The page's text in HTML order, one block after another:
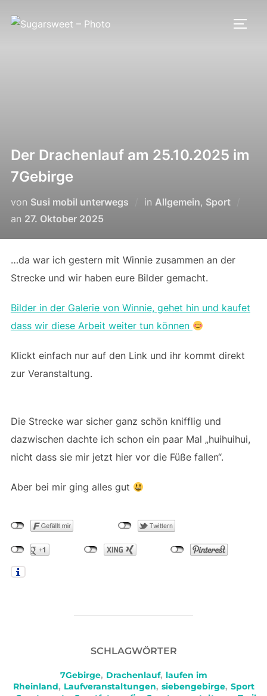
Inhalt
Der Drachenlauf am 25.10.2025 im
7Gebirge
von Susi mobil unterwegs in Allgemein, Sport
an Veröffentlicht
27. Oktober 2025
…da war ich gestern mit Winnie zusammen an der
Strecke und wir haben eure Bilder gemacht.
Bilder in der Galerie von Winnie, gehet hin und kaufet
dass wir diese Arbeit weiter tun können
Klickt einfach nur auf den Link und ihr kommt direkt
zur Veranstaltung.
Die Strecke war sicher ganz schön knifflig und
dazwischen dachte ich schon ein paar Mal „huihuihui,
nicht dass sie mir jetzt hier vor die Füße fallen“.
Aber bei mir ging alles gut
SCHLAGWÖRTER
7Gebirge, Drachenlauf, laufen im
Rheinland, Laufveranstaltungen, siebengebirge, Sport